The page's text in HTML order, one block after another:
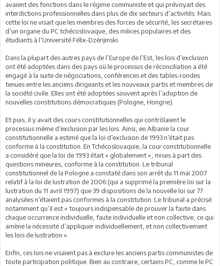
avaient des fonctions dans le régime communiste et qui prévoyait des
interdictions professionnelles dans plus de dix secteurs d’activités. Mais
cette loi ne visait que les membres des forces de sécurité, les secrétaires
d’un organe du PC tchécoslovaque, des milices populaires et des
étudiants à l’Université Félix-Dzérijinski.
Dans la plupart des autres pays de l’Europe de l’Est, les lois d’exclusion
ont été adoptées dans des pays où le processus de réconciliation a été
engagé à la suite de négociations, conférences et des tables-rondes
tenues entre les anciens dirigeants et les nouveaux partis et membres de
la société civile. Elles ont été adoptées souvent après l’adoption de
nouvelles constitutions démocratiques (Pologne, Hongrie).
Et puis, il y avait des cours constitutionnelles qui contrôlaient le
processus même d’exclusion par les lois. Ainsi, en Albanie la cour
constitutionnelle a estimé que la loi d’exclusion de 1993 n’était pas
conforme à la constitution. En Tchécoslovaquie, la cour constitutionnelle
a considéré que la loi de 1993 était « globalement », mises à part des
questions mineures, conforme à la constitution. Le tribunal
constitutionnel de la Pologne a constaté dans son arrêt du 11 mai 2007
relatif à la loi de lustration de 2006 (qui a supprimé la première loi sur la
lustration du 11 avril 1997) que 39 dispositions de la nouvelle loi sur 77
analysées n’étaient pas conformes à la constitution. Le tribunal a précisé
notamment qu’il est « toujours indispensable de prouver la faute dans
chaque occurrence individuelle, faute individuelle et non collective, ce qui
amène la nécessité d’appliquer individuellement, et non collectivement
les lois de lustration ».
Enfin, ces lois ne visaient pas à exclure les anciens partis communistes de
toute participation politique. Bien au contraire, certains PC, comme le PC